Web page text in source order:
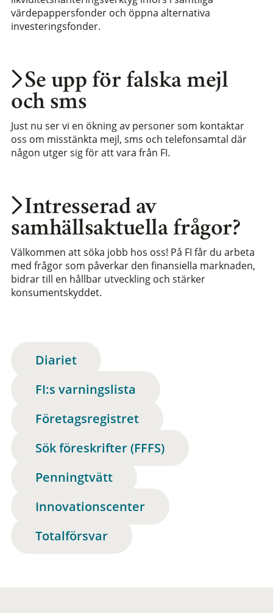
Intresserad av
samhällsaktuella frågor?
Välkommen att söka jobb hos oss! På FI får du arbeta
med frågor som påverkar den finansiella marknaden,
bidrar till en hållbar utveckling och stärker
konsumentskyddet.
Se upp för falska mejl
och sms
Just nu ser vi en ökning av personer som kontaktar
oss om misstänkta mejl, sms och telefonsamtal där
någon utger sig för att vara från FI.
värdepappersfonder och öppna alternativa
investeringsfonder.
Diariet
FI:s varningslista
Företagsregistret
Sök föreskrifter (FFFS)
Penningtvätt
Innovationscenter
Totalförsvar